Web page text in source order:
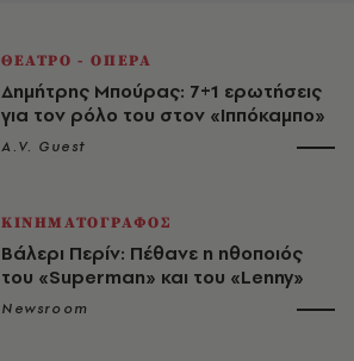
ΘΕΑΤΡΟ - ΟΠΕΡΑ
Δημήτρης Μπούρας: 7+1 ερωτήσεις
για τον ρόλο του στον «Ιππόκαμπο»
A.V. Guest
ΚΙΝΗΜΑΤΟΓΡΑΦΟΣ
Βάλερι Περίν: Πέθανε η ηθοποιός
του «Superman» και του «Lenny»
Newsroom